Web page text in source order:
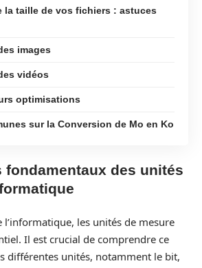
la taille de vos fichiers : astuces
images
vidéos
optimisations
sur la Conversion de Mo en Ko
fondamentaux des unités
l’informatique, les unités de mesure
Il est crucial de comprendre ce
différentes unités, notamment le bit,